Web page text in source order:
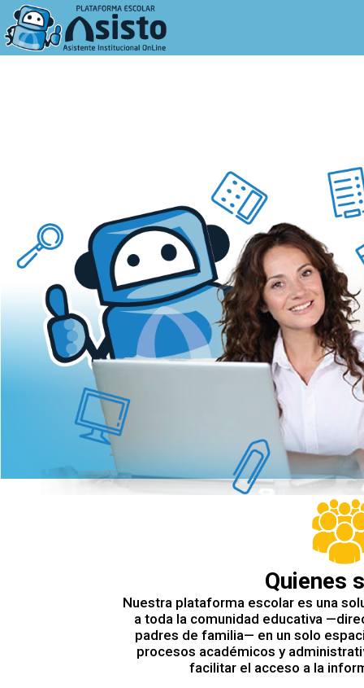
Quienes
Nuestra plataforma escolar es una
a toda la comunidad educativa
padres de familia— en un solo
procesos académicos y
facilitar el acceso a la